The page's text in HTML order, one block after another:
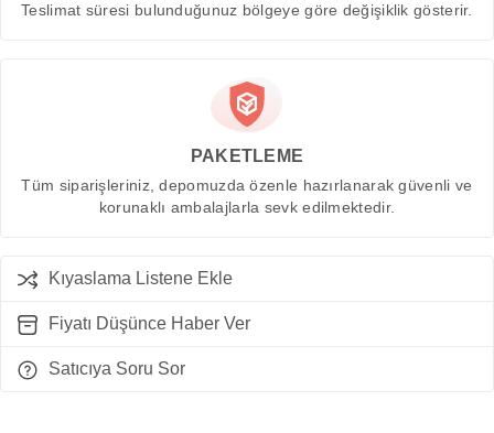
Teslimat süresi bulunduğunuz bölgeye göre değişiklik gösterir.
PAKETLEME
Tüm siparişleriniz, depomuzda özenle hazırlanarak güvenli ve
korunaklı ambalajlarla sevk edilmektedir.
Kıyaslama Listene Ekle
Fiyatı Düşünce Haber Ver
Satıcıya Soru Sor